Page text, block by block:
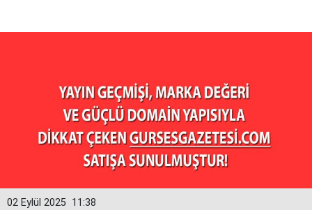
11:38
02 Eylül 2025